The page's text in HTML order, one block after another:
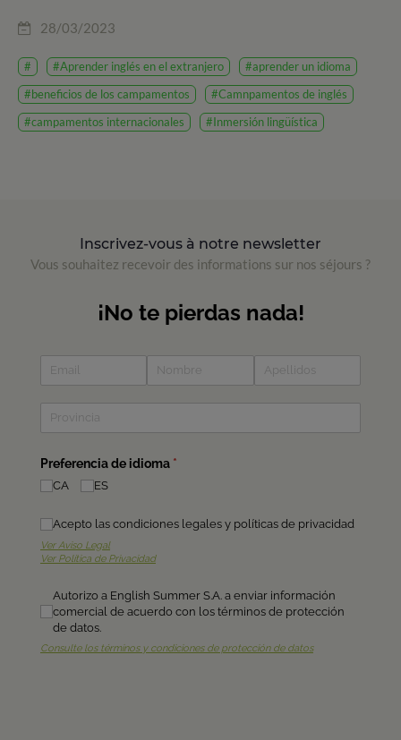
28/03/2023
# #Aprender inglés en el extranjero
#aprender un idioma
#beneficios de los campamentos
#Camnpamentos de inglés
#campamentos internacionales
#Inmersión lingüística
Inscrivez-vous à notre newsletter
Vous souhaitez recevoir des informations sur nos séjours ?